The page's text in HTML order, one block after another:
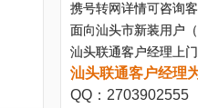
携号转网详情可咨询客
面向汕头市新装用户
汕头联通客户经理上
汕头联通客户经理
QQ：2703902555